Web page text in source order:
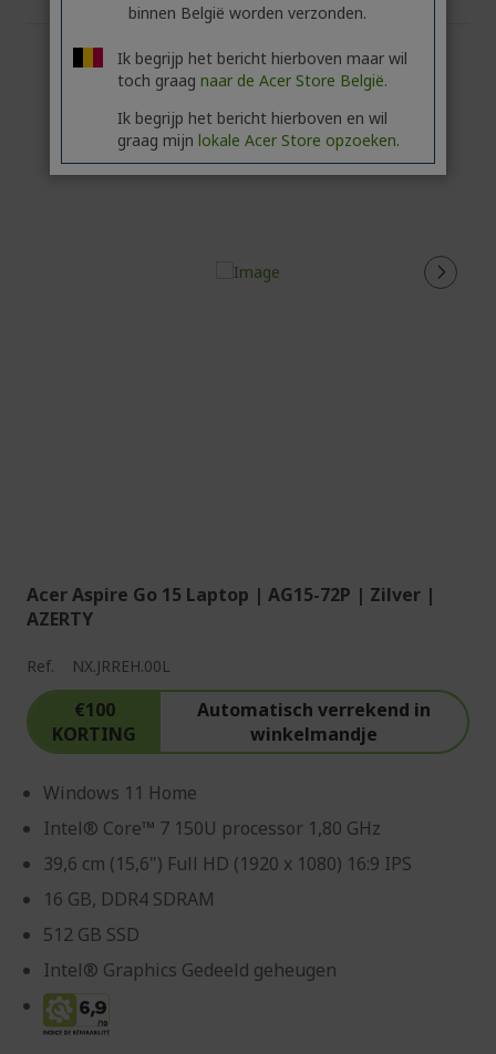
Acer Aspire Go 15 Laptop | AG15-72P | Zilver |
AZERTY
Ref. NX.JRREH.00L
€100
KORTING
Automatisch verrekend in
winkelmandje
Windows 11 Home
Intel® Core™ 7 150U processor 1,80 GHz
39,6 cm (15,6") Full HD (1920 x 1080) 16:9 IPS
16 GB, DDR4 SDRAM
512 GB SSD
Intel® Graphics Gedeeld geheugen
binnen België worden verzonden.
Ik begrijp het bericht hierboven maar wil
toch graag naar de Acer Store België.
Ik begrijp het bericht hierboven en wil
graag mijn lokale Acer Store opzoeken.